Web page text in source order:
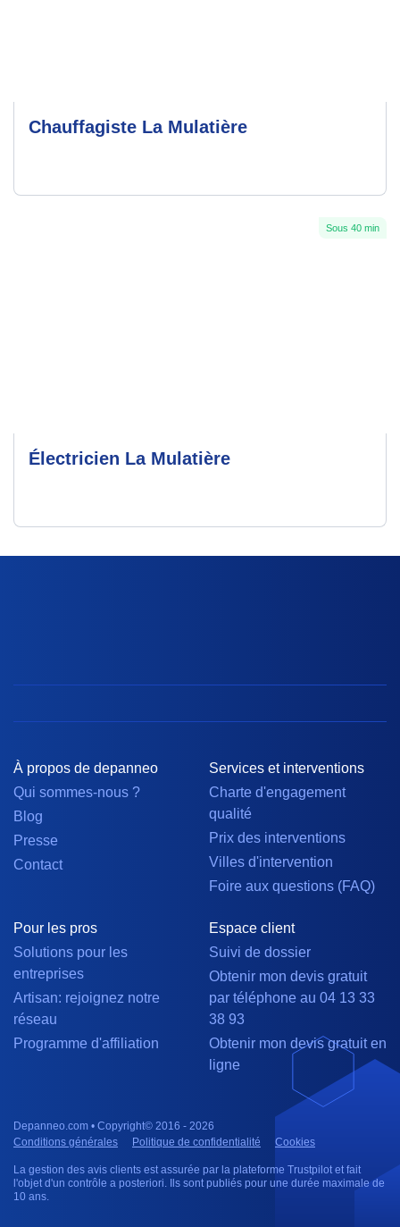
Chauffagiste La Mulatière
Sous 40 min
Électricien La Mulatière
À propos de depanneo
Qui sommes-nous ?
Blog
Presse
Contact
Services et interventions
Charte d'engagement
qualité
Prix des interventions
Villes d'intervention
Foire aux questions (FAQ)
Pour les pros
Solutions pour les
entreprises
Artisan: rejoignez notre
réseau
Programme d'affiliation
Espace client
Suivi de dossier
Obtenir mon devis gratuit
par téléphone au 04 13 33
38 93
Obtenir mon devis gratuit en
ligne
Depanneo.com • Copyright© 2016 - 2026
Conditions générales
Politique de confidentialité Cookies
La gestion des avis clients est assurée par la plateforme Trustpilot et fait
l'objet d'un contrôle a posteriori. Ils sont publiés pour une durée maximale de
10 ans.